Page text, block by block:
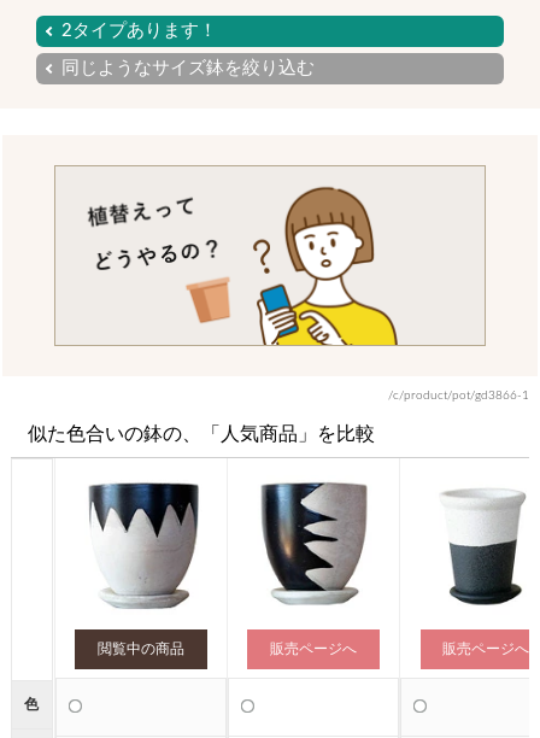
2タイプあります！
同じようなサイズ鉢を絞り込む
/c/product/pot/gd3866-1
似た色合いの鉢の、「人気商品」を比較
色
閲覧中の商品
●
販売ページへ
●
販売ページへ
●